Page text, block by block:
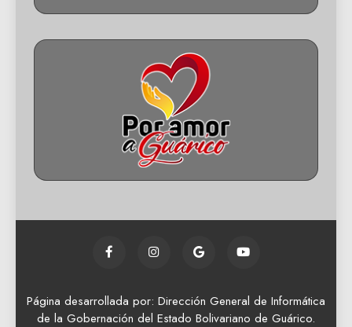
Página desarrollada por: Dirección General de Informática
de la Gobernación del Estado Bolivariano de Guárico.